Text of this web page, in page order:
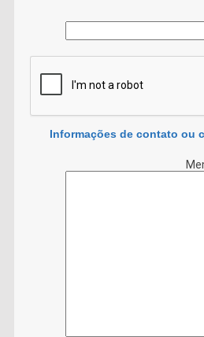
Informações de contato ou